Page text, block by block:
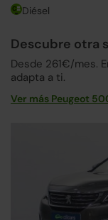
Diésel
Descubre otra
Desde 261€/mes.
adapta a ti.
Ver más Peugeot